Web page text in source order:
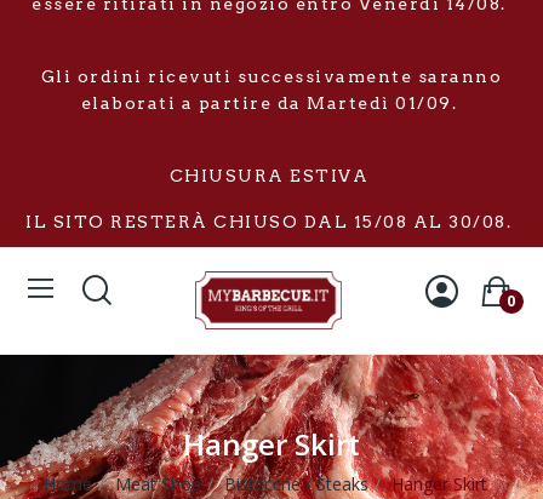
Gli ordini ricevuti successivamente saranno
elaborati a partire da Martedì 01/09.
CHIUSURA ESTIVA
IL SITO RESTERÀ CHIUSO DAL 15/08 AL 30/08.
0
Hanger Skirt
Home Meat Shop Bistecche / Steaks Hanger Skirt